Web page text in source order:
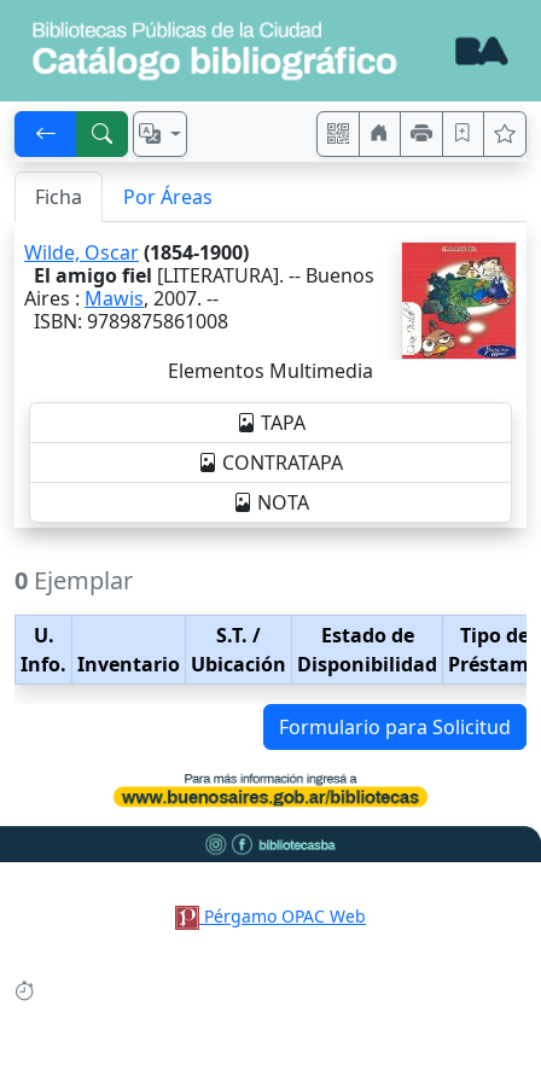
Ficha Por Áreas
Wilde, Oscar(1854-1900)
El amigo fiel [LITERATURA]. -- Buenos
Aires : Mawis, 2007. --
ISBN: 9789875861008
Elementos Multimedia
TAPA
CONTRATAPA
NOTA
0 Ejemplar
U.
Info. Inventario
S.T. /
Ubicación
Estado de
Disponibilidad
Tipo de
Préstamo
Formulario para Solicitud
Pérgamo OPAC Web